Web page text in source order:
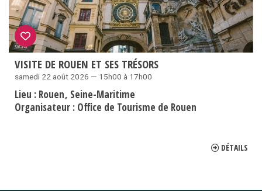
VISITE DE ROUEN ET SES TRÉSORS
samedi 22 août 2026 — 15h00 à 17h00
Lieu : Rouen Seine-Maritime
Organisateur : Office de Tourisme de Rouen
DÉTAILS